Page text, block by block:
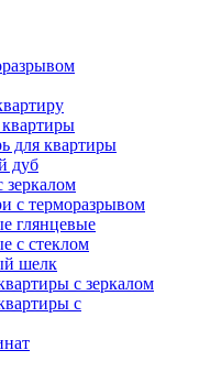
для квартиры
дуб
зеркалом
с терморазрывом
глянцевые
с стеклом
шелк
с зеркалом
с